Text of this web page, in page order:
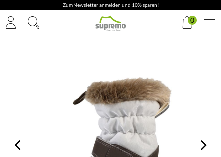
Zum Newsletter anmelden und 10% sparen!
0